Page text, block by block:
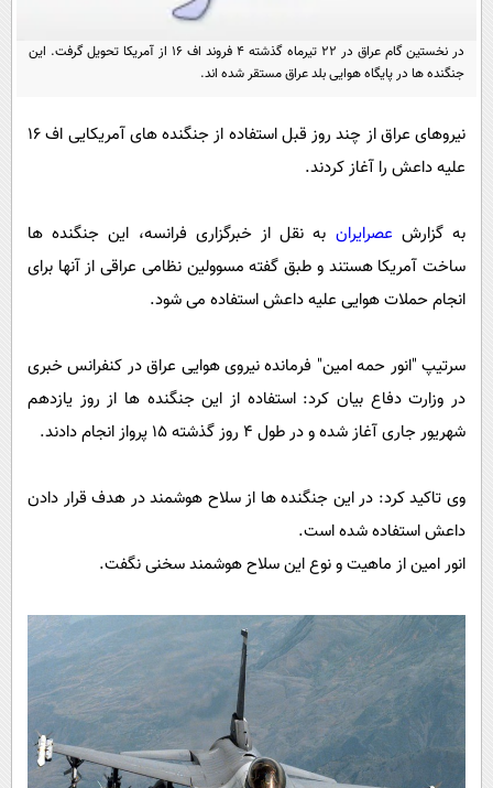
سفر و تفریح
علمی
گوناگون
باشگاه مغز
اقتصاد
فناوری
حوادث
محیط زیست
فرهنگی
اجتماعی
حیات وحش
سیاست خارجی
عصر ایران 2
پیامک
دانلود
در نخستین گام عراق در 22 تیرماه گذشته 4 فروند اف 16 از آمریکا تحویل گرفت. این
جنگنده ها در پایگاه هوایی بلد عراق مستقر شده اند.
نیروهای عراق از چند روز قبل استفاده از جنگنده های آمریکایی اف 16
علیه داعش را آغاز کردند.
به گزارش عصرایران به نقل از خبرگزاری فرانسه، این جنگنده ها
ساخت آمریکا هستند و طبق گفته مسوولین نظامی عراقی از آنها برای
انجام حملات هوایی علیه داعش استفاده می شود.
سرتیپ "انور حمه امین" فرمانده نیروی هوایی عراق در کنفرانس خبری
در وزارت دفاع بیان کرد: استفاده از این جنگنده ها از روز یازدهم
شهریور جاری آغاز شده و در طول 4 روز گذشته 15 پرواز انجام دادند.
وی تاکید کرد: در این جنگنده ها از سلاح هوشمند در هدف قرار دادن
داعش استفاده شده است.
انور امین از ماهیت و نوع این سلاح هوشمند سخنی نگفت.